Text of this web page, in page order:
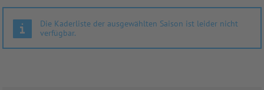
Die Kaderliste der ausgewählten Saison ist leider nicht
verfügbar.